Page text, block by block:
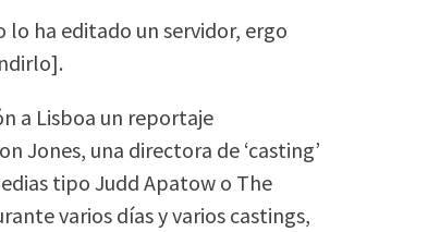
ha editado un servidor, ergo
a Lisboa un reportaje
Jones, una directora de ‘casting’
tipo Judd Apatow o The
varios días y varios castings,